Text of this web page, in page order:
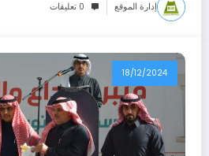
إدارة الموقع 0 تعليقات
18/12/2024